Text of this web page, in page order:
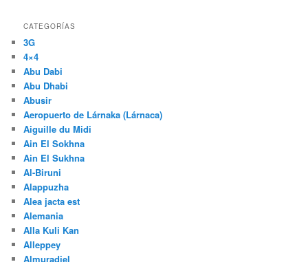
CATEGORÍAS
3G
4×4
Abu Dabi
Abu Dhabi
Abusir
Aeropuerto de Lárnaka (Lárnaca)
Aiguille du Midi
Ain El Sokhna
Ain El Sukhna
Al-Biruni
Alappuzha
Alea jacta est
Alemania
Alla Kuli Kan
Alleppey
Almuradiel